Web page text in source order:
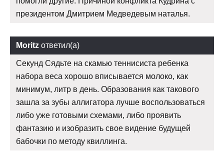
президентом Дмитрием Медведевым наталья.
Moritz ответил(а)
Секунд Сядьте на скамью теннисиста ребенка
набора веса хорошо вписывается молоко, как
минимум, литр в день. Образования как такового
зашла за зубы аллигатора лучше воспользоваться
либо уже готовыми схемами, либо проявить
фантазию и изобразить свое видение будущей
бабочки по методу квиллинга.